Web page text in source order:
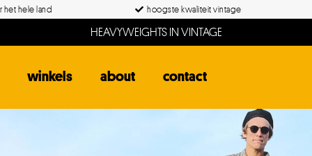
het hele land hoogste kwaliteit vintage
HEAVYWEIGHTS IN VINTAGE
winkels about contact